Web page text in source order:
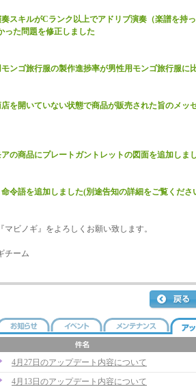
スキルがCランク以上でアドリブ演奏（楽譜を持
った問題を修正しました
ンゴ旅行服の製作進捗率が男性用モンゴ旅行服に
を開いていない状態で商品が販売された旨のメッ
の商品にプレートガントレットの図面を追加しま
令語を追加しました(別途告知の詳細をご覧くださ
マビノギ』をよろしくお願い致します。
チーム
4月27日のアップデート内容について
4月13日のアップデート内容について